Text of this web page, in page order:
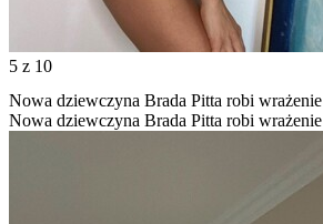
5 z 10
Nowa dziewczyna Brada Pitta robi wrażenie
Nowa dziewczyna Brada Pitta robi wrażenie